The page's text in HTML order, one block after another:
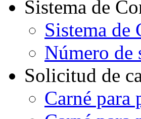
Sistema de
Sistema
Número de
Solicitud de
Carné para